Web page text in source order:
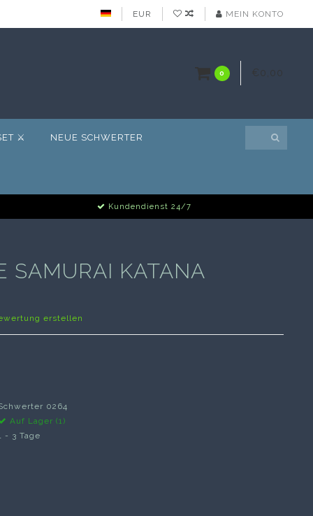
EUR MEIN KONTO
0 €0,00
⚔️ NEUE SCHWERTER
Kundendienst 24/7
SAMURAI KATANA
erstellen
0264
Auf Lager (1)
- 3 Tage